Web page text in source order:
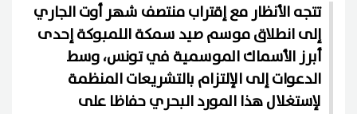
تتجه الأنظار مع إقتراب منتصف شهر أوت الجاري
إلى انطلاق موسم صيد سمكة اللمبوكة إحدى
أبرز الأسماك الموسمية في تونس، وسط
الدعوات إلى الإلتزام بالتشريعات المنظمة
لإستغلال هذا المورد البحري حفاظا على